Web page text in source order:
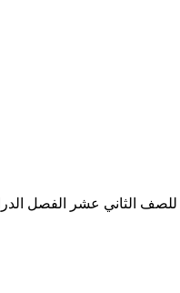
الثاني عشر الفصل الدراسي